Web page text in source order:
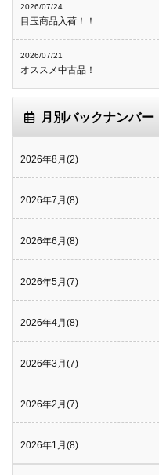
2026/07/24
目玉商品入荷！！
2026/07/21
オススメ中古品！
月別バックナンバー
2026年8月(2)
2026年7月(8)
2026年6月(8)
2026年5月(7)
2026年4月(8)
2026年3月(7)
2026年2月(7)
2026年1月(8)